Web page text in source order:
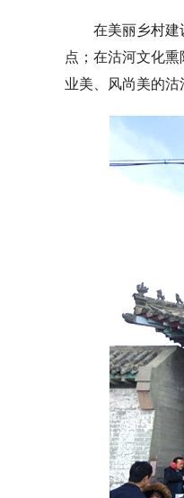
在美丽乡村建
点；在沽河文化
业美、风尚美的沽